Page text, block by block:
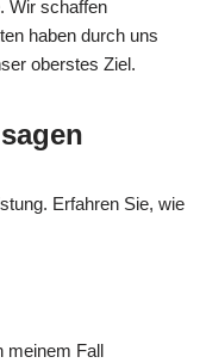
Wir schaffen
haben durch uns
oberstes Ziel.
Erfahren Sie, wie
meinem Fall